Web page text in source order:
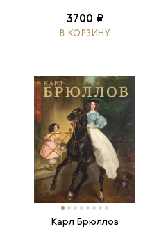
3700 ₽
В КОРЗИНУ
Карл Брюллов